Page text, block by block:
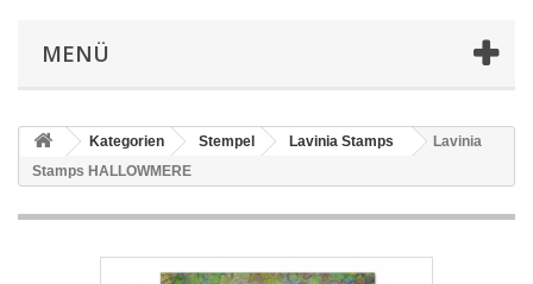
MENÜ
Kategorien Stempel Lavinia Stamps
Lavinia
Stamps HALLOWMERE